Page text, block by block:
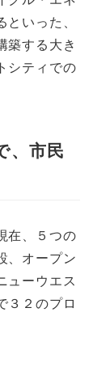
いった、
築する大き
シティでの
、市民
在、５つの
、オープン
ューウエス
３２のプロ